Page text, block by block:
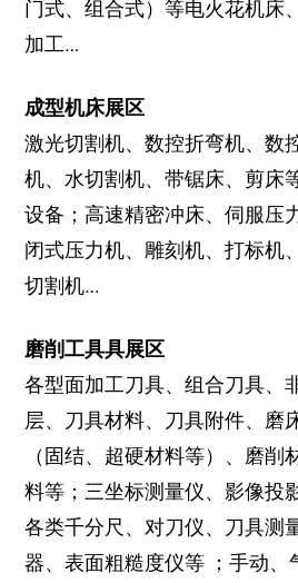
门式、组合式）等电火花机床
加工…
成型机床展区
激光切割机、数控折弯机、数
机、水切割机、带锯床、剪床
设备；高速精密冲床、伺服压
闭式压力机、雕刻机、打标机
切割机…
磨削工具具展区
各型面加工刀具、组合刀具、
层、刀具材料、刀具附件、磨
（固结、超硬材料等）、磨削
料等；三坐标测量仪、影像投
各类千分尺、对刀仪、刀具测
器、表面粗糙度仪等 ；手动、